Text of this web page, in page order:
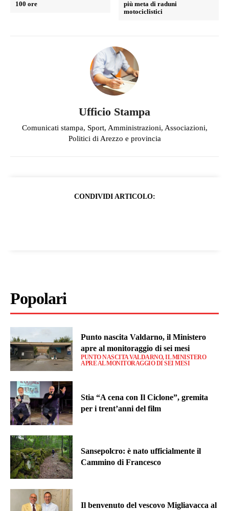
100 ore
più meta di raduni
motociclistici
Ufficio Stampa
Comunicati stampa, Sport, Amministrazioni, Associazioni,
Politici di Arezzo e provincia
CONDIVIDI ARTICOLO:
Popolari
Punto nascita Valdarno, il Ministero
apre al monitoraggio di sei mesi
PUNTO NASCITA VALDARNO, IL MINISTERO
APRE AL MONITORAGGIO DI SEI MESI
Stia “A cena con Il Ciclone”, gremita
per i trent’anni del film
Sansepolcro: è nato ufficialmente il
Cammino di Francesco
Il benvenuto del vescovo Migliavacca al